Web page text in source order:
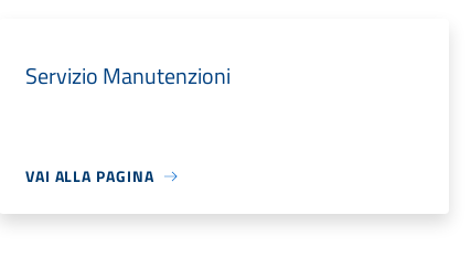
Servizio Manutenzioni
VAI ALLA PAGINA